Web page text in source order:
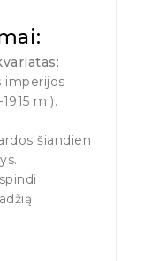
imperijos
m.).
šiandien